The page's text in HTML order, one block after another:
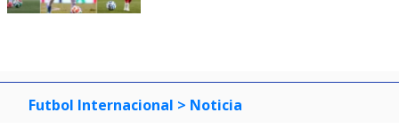
Futbol Internacional > Noticia